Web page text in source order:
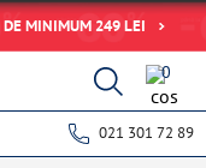
DE MINIMUM 249 LEI
0
021 301 72 89